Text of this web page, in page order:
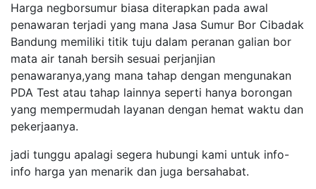
Harga negborsumur biasa diterapkan pada awal
penawaran terjadi yang mana Jasa Sumur Bor Cibadak
Bandung memiliki titik tuju dalam peranan galian bor
mata air tanah bersih sesuai perjanjian
penawaranya,yang mana tahap dengan mengunakan
PDA Test atau tahap lainnya seperti hanya borongan
yang mempermudah layanan dengan hemat waktu dan
pekerjaanya.
jadi tunggu apalagi segera hubungi kami untuk info-
info harga yan menarik dan juga bersahabat.